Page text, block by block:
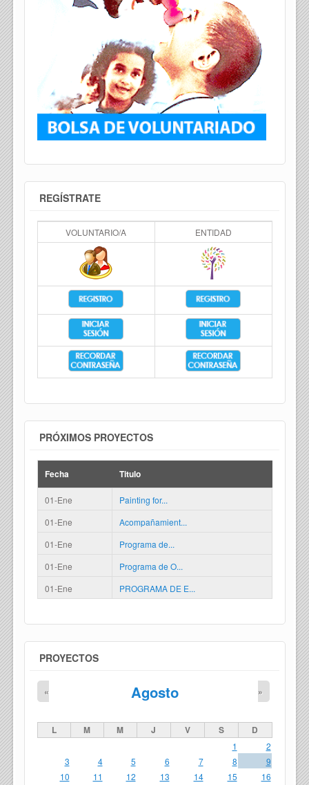
REGÍSTRATE
VOLUNTARIO/A ENTIDAD
PRÓXIMOS PROYECTOS
Fecha Titulo
01-Ene
Painting for...
01-Ene
Acompañamient...
01-Ene
Programa de...
01-Ene
Programa de O...
01-Ene
PROGRAMA DE E...
PROYECTOS
Agosto
« »
L M M J V S D
1
2
3
4 5 6 7 8
9
10
11 12 13 14 15
16